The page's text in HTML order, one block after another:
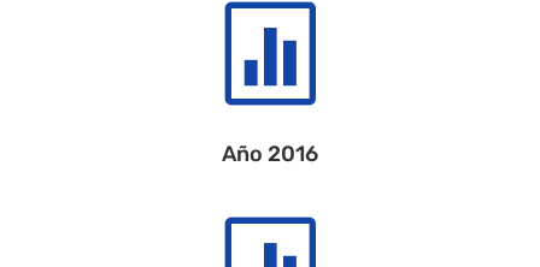

Año 2016